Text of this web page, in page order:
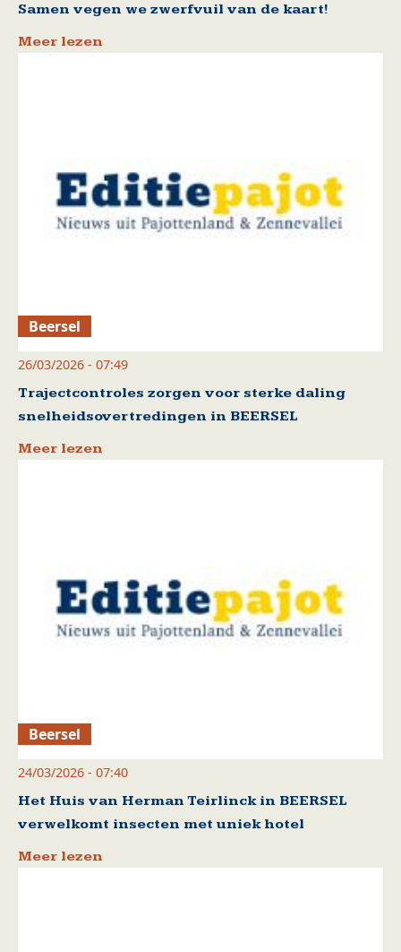
Samen vegen we zwerfvuil van de kaart!
Meer lezen
Beersel
26/03/2026 - 07:49
Trajectcontroles zorgen voor sterke daling
snelheidsovertredingen in BEERSEL
Meer lezen
Beersel
24/03/2026 - 07:40
Het Huis van Herman Teirlinck in BEERSEL
verwelkomt insecten met uniek hotel
Meer lezen